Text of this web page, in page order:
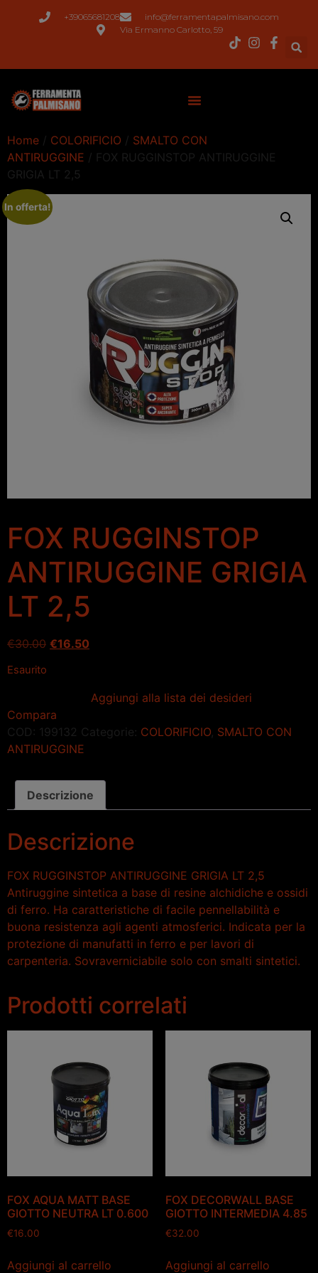
+39065681208
info@ferramentapalmisano.com
Via Ermanno Carlotto, 59
Home / COLORIFICIO / SMALTO CON
ANTIRUGGINE / FOX RUGGINSTOP ANTIRUGGINE
GRIGIA LT 2,5
In offerta!
FOX RUGGINSTOP
ANTIRUGGINE GRIGIA
LT 2,5
€30.00 €16.50
Esaurito
Aggiungi alla lista dei desideri
Compara
COD: 199132 Categorie: COLORIFICIO SMALTO CON
ANTIRUGGINE
Descrizione
Descrizione
FOX RUGGINSTOP ANTIRUGGINE GRIGIA LT 2,5
Antiruggine sintetica a base di resine alchidiche e ossidi
di ferro. Ha caratteristiche di facile pennellabilità e
buona resistenza agli agenti atmosferici. Indicata per la
protezione di manufatti in ferro e per lavori di
carpenteria. Sovraverniciabile solo con smalti sintetici.
Prodotti correlati
FOX AQUA MATT BASE
GIOTTO NEUTRA LT 0.600
€16.00
Aggiungi al carrello
FOX DECORWALL BASE
GIOTTO INTERMEDIA 4.85
€32.00
Aggiungi al carrello